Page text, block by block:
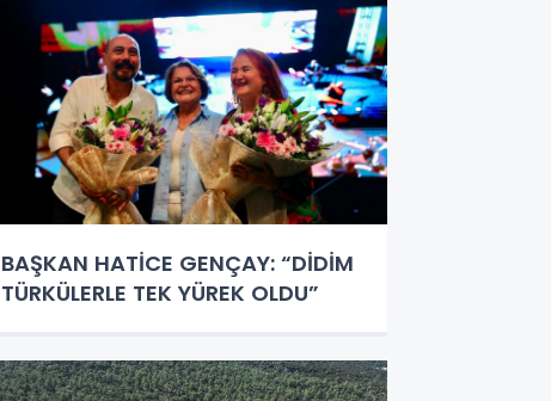
BAŞKAN HATİCE GENÇAY: “DİDİM
TÜRKÜLERLE TEK YÜREK OLDU”